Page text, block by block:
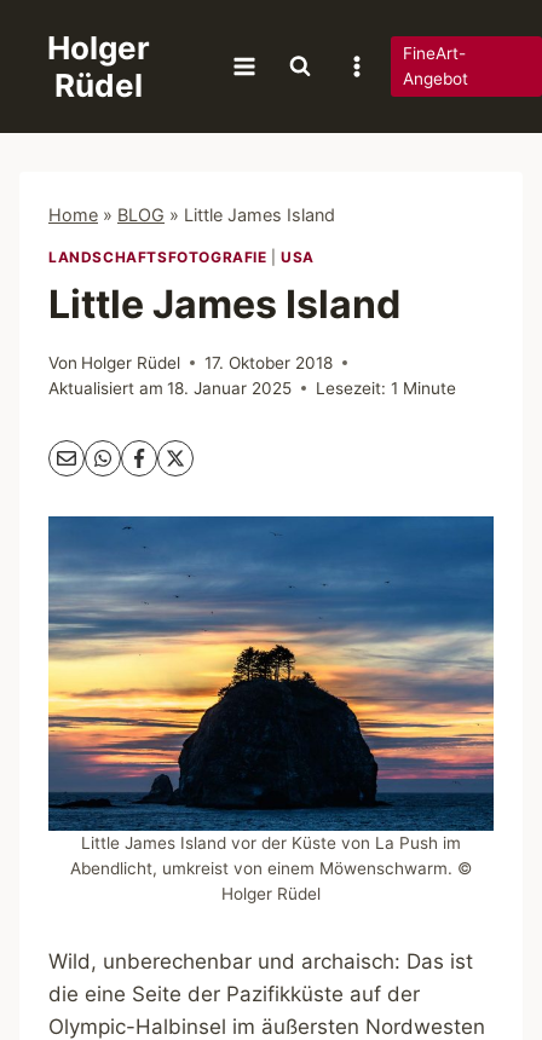
springen
Holger
Rüdel
FineArt-
Angebot
Home » BLOG » Little James Island
LANDSCHAFTSFOTOGRAFIE |USA
Little James Island
Von Holger Rüdel
17. Oktober 2018
Aktualisiert am 18. Januar 2025 Lesezeit: 1 Minute
Little James Island vor der Küste von La Push im
Abendlicht, umkreist von einem Möwenschwarm. ©
Holger Rüdel
Wild, unberechenbar und archaisch: Das ist
die eine Seite der Pazifikküste auf der
Olympic-Halbinsel im äußersten Nordwesten